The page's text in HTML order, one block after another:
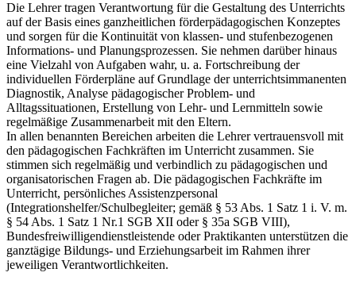
Die Lehrer tragen Verantwortung für die Gestaltung des Unterrichts
auf der Basis eines ganzheitlichen förderpädagogischen Konzeptes
und sorgen für die Kontinuität von klassen- und stufenbezogenen
Informations- und Planungsprozessen. Sie nehmen darüber hinaus
eine Vielzahl von Aufgaben wahr, u. a. Fortschreibung der
individuellen Förderpläne auf Grundlage der unterrichtsimmanenten
Diagnostik, Analyse pädagogischer Problem- und
Alltagssituationen, Erstellung von Lehr- und Lernmitteln sowie
regelmäßige Zusammenarbeit mit den Eltern.
In allen benannten Bereichen arbeiten die Lehrer vertrauensvoll mit
den pädagogischen Fachkräften im Unterricht zusammen. Sie
stimmen sich regelmäßig und verbindlich zu pädagogischen und
organisatorischen Fragen ab. Die pädagogischen Fachkräfte im
Unterricht, persönliches Assistenzpersonal
(Integrationshelfer/Schulbegleiter; gemäß § 53 Abs. 1 Satz 1 i. V. m.
§ 54 Abs. 1 Satz 1 Nr.1 SGB XII oder § 35a SGB VIII),
Bundesfreiwilligendienstleistende oder Praktikanten unterstützen die
ganztägige Bildungs- und Erziehungsarbeit im Rahmen ihrer
jeweiligen Verantwortlichkeiten.